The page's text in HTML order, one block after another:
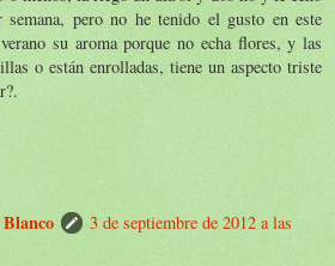
semana, pero no he tenido el gusto en este
su aroma porque no echa flores, y las
o están enrolladas, tiene un aspecto triste
3 de septiembre de 2012 a las